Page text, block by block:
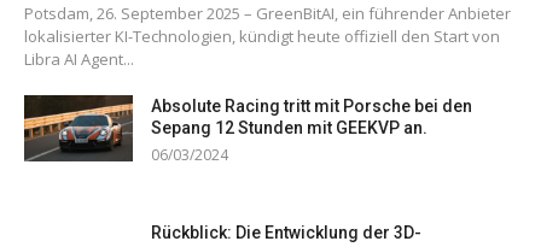
Potsdam, 26. September 2025 – GreenBitAI, ein führender Anbieter
lokalisierter KI-Technologien, kündigt heute offiziell den Start von
Libra AI Agent...
Absolute Racing tritt mit Porsche bei den
Sepang 12 Stunden mit GEEKVP an.
06/03/2024
Rückblick: Die Entwicklung der 3D-